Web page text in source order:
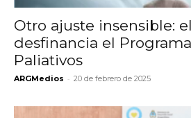
Otro ajuste insensible:
desfinancia el
Paliativos
ARGMedios - 20 de febrero de 2025